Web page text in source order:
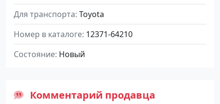
Для транспорта Toyota
Номер в каталоге 12371-64210
Состояние Новый
Комментарий продавца